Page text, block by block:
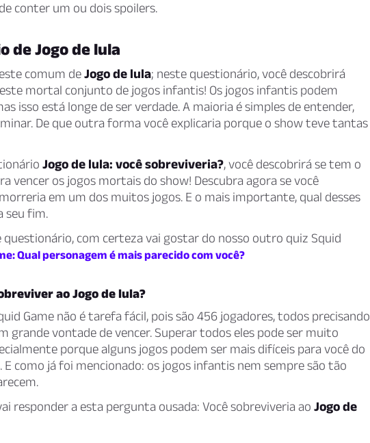
conter um ou dois spoilers.
de Jogo de lula
comum deJogo de lula; neste questionário, você descobrirá
mortal conjunto de jogos infantis! Os jogos infantis podem
isso está longe de ser verdade. A maioria é simples de entender,
De que outra forma você explicaria porque o show teve tantas
Jogo de lula: você sobreviveria?, você descobrirá se tem o
vencer os jogos mortais do show! Descubra agora se você
em um dos muitos jogos. E o mais importante, qual desses
seu fim.
questionário, com certeza vai gostar do nosso outro quiz Squid
Qual personagem é mais parecido com você?
ao Jogo de lula?
Game não é tarefa fácil, pois são 456 jogadores, todos precisando
grande vontade de vencer. Superar todos eles pode ser muito
porque alguns jogos podem ser mais difíceis para você do
E como já foi mencionado: os jogos infantis nem sempre são tão
responder a esta pergunta ousada: Você sobreviveria ao Jogo de